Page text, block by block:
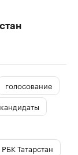
голосование
кандидаты
РБК Татарстан